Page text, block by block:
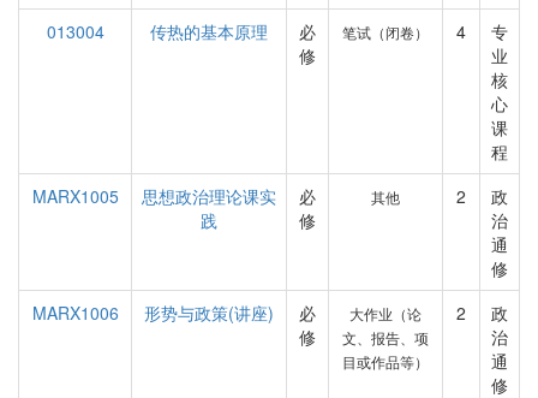
013004
传热的基本原理
必
修
笔试（闭卷） 4
专
业
核
心
课
程
MARX1005
思想政治理论课实
践
必
修
其他 2
政
治
通
修
MARX1006
形势与政策(讲座)
必
修
大作业（论
文、报告、项
目或作品等）
2
政
治
通
修